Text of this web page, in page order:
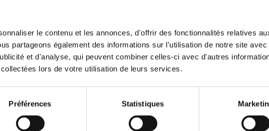
le contenu et les annonces, d'offrir des fonctionnalités relatives
partageons également des informations sur l'utilisation de notre site avec
et d'analyse, qui peuvent combiner celles-ci avec d'autres
lors de votre utilisation de leurs services.
Préférences Statistiques
DEMANDE PLUS